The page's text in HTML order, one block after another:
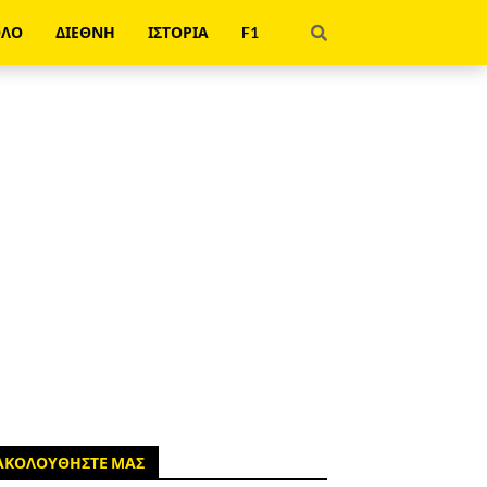
ΔΙΕΘΝΗ ΙΣΤΟΡΙΑ F1
ΜΑΣ